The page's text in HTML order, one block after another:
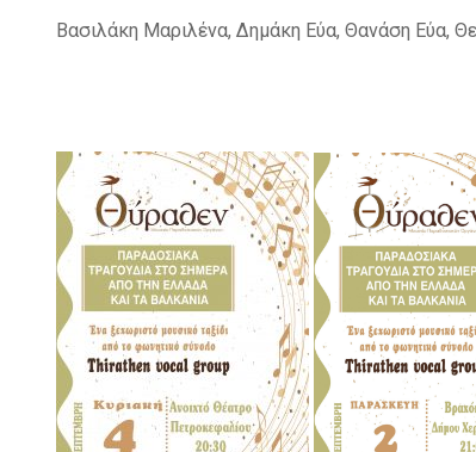
Βασιλάκη Μαριλένα, Δημάκη Εύα, Θανάση Εύα,